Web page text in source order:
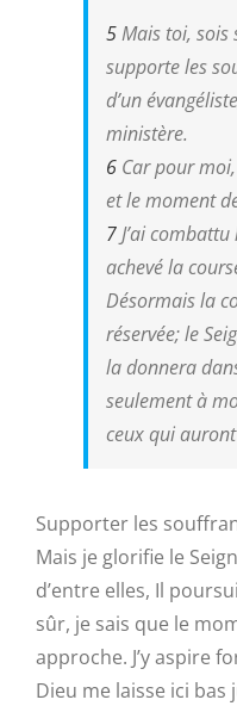
5Mais toi, sois
supporte les
d’un
ministère.
6 Car pour
et le moment
7J’ai
achevé la
Désormais la
réservée; le
la donnera
seulement à
ceux qui
Supporter les
Mais je glorifie le
d’entre elles, Il
sûr, je sais que le
approche. J’y aspire
Dieu me laisse ici bas